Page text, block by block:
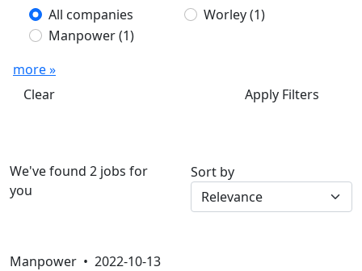
All companies Worley(1)
Manpower(1)
more »
Clear
Apply Filters
We've found 2 jobs for
you
Sort by
Manpower • 2022-10-13